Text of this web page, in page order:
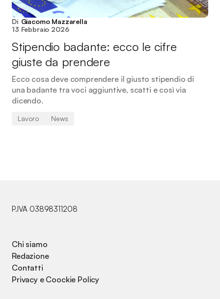
Di Giacomo Mazzarella
13 Febbraio 2026
Stipendio badante: ecco le cifre
giuste da prendere
Ecco cosa deve comprendere il giusto stipendio di
una badante tra voci aggiuntive, scatti e così via
dicendo.
Lavoro News
P.IVA 03898311208
Chi siamo
Redazione
Contatti
Privacy e Coockie Policy